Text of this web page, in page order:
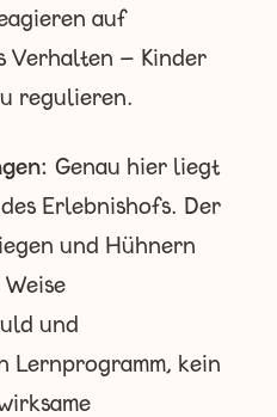
auf
Verhalten – Kinder
regulieren.
Genau hier liegt
Erlebnishofs. Der
und Hühnern
und
Lernprogramm, kein